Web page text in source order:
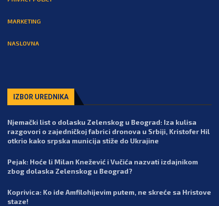
MARKETING
NASLOVNA
IZBOR UREDNIKA
Njemački list o dolasku Zelenskog u Beograd: Iza kulisa
razgovori o zajedničkoj fabrici dronova u Srbiji, Kristofer Hil
otkrio kako srpska municija stiže do Ukrajine
Pejak: Hoće li Milan Knežević i Vučića nazvati izdajnikom
zbog dolaska Zelenskog u Beograd?
Koprivica: Ko ide Amfilohijevim putem, ne skreće sa Hristove
staze!